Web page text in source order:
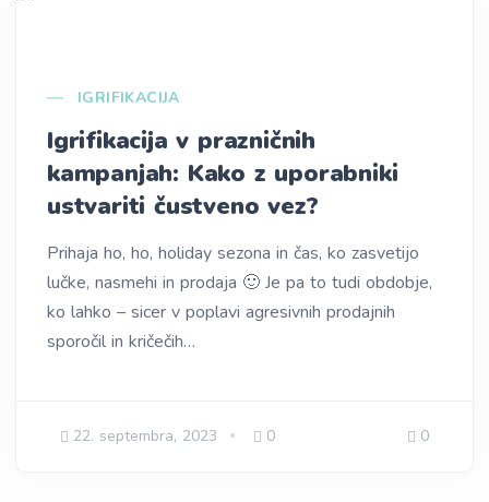
IGRIFIKACIJA
Igrifikacija v prazničnih
kampanjah: Kako z uporabniki
ustvariti čustveno vez?
Prihaja ho, ho, holiday sezona in čas, ko zasvetijo
lučke, nasmehi in prodaja 🙂 Je pa to tudi obdobje,
ko lahko – sicer v poplavi agresivnih prodajnih
sporočil in kričečih…
22. septembra, 2023 0 0